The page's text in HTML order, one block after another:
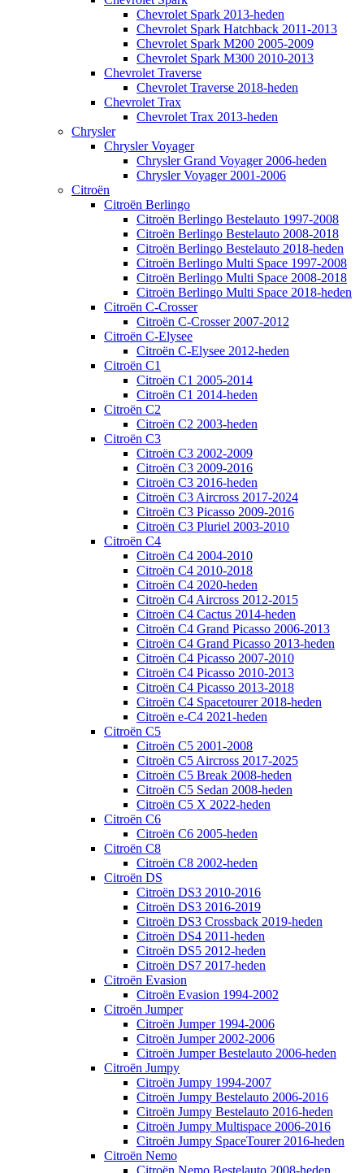
Chevrolet Spark 2013-heden
Chevrolet Spark Hatchback 2011-2013
Chevrolet Spark M200 2005-2009
Chevrolet Spark M300 2010-2013
Chevrolet Traverse
Chevrolet Traverse 2018-heden
Chevrolet Trax
Chevrolet Trax 2013-heden
Chrysler
Chrysler Voyager
Chrysler Grand Voyager 2006-heden
Chrysler Voyager 2001-2006
Citroën
Citroën Berlingo
Citroën Berlingo Bestelauto 1997-2008
Citroën Berlingo Bestelauto 2008-2018
Citroën Berlingo Bestelauto 2018-heden
Citroën Berlingo Multi Space 1997-2008
Citroën Berlingo Multi Space 2008-2018
Citroën Berlingo Multi Space 2018-heden
Citroën C-Crosser
Citroën C-Crosser 2007-2012
Citroën C-Elysee
Citroën C-Elysee 2012-heden
Citroën C1
Citroën C1 2005-2014
Citroën C1 2014-heden
Citroën C2
Citroën C2 2003-heden
Citroën C3
Citroën C3 2002-2009
Citroën C3 2009-2016
Citroën C3 2016-heden
Citroën C3 Aircross 2017-2024
Citroën C3 Picasso 2009-2016
Citroën C3 Pluriel 2003-2010
Citroën C4
Citroën C4 2004-2010
Citroën C4 2010-2018
Citroën C4 2020-heden
Citroën C4 Aircross 2012-2015
Citroën C4 Cactus 2014-heden
Citroën C4 Grand Picasso 2006-2013
Citroën C4 Grand Picasso 2013-heden
Citroën C4 Picasso 2007-2010
Citroën C4 Picasso 2010-2013
Citroën C4 Picasso 2013-2018
Citroën C4 Spacetourer 2018-heden
Citroën e-C4 2021-heden
Citroën C5
Citroën C5 2001-2008
Citroën C5 Aircross 2017-2025
Citroën C5 Break 2008-heden
Citroën C5 Sedan 2008-heden
Citroën C5 X 2022-heden
Citroën C6
Citroën C6 2005-heden
Citroën C8
Citroën C8 2002-heden
Citroën DS
Citroën DS3 2010-2016
Citroën DS3 2016-2019
Citroën DS3 Crossback 2019-heden
Citroën DS4 2011-heden
Citroën DS5 2012-heden
Citroën DS7 2017-heden
Citroën Evasion
Citroën Evasion 1994-2002
Citroën Jumper
Citroën Jumper 1994-2006
Citroën Jumper 2002-2006
Citroën Jumper Bestelauto 2006-heden
Citroën Jumpy
Citroën Jumpy 1994-2007
Citroën Jumpy Bestelauto 2006-2016
Citroën Jumpy Bestelauto 2016-heden
Citroën Jumpy Multispace 2006-2016
Citroën Jumpy SpaceTourer 2016-heden
Citroën Nemo